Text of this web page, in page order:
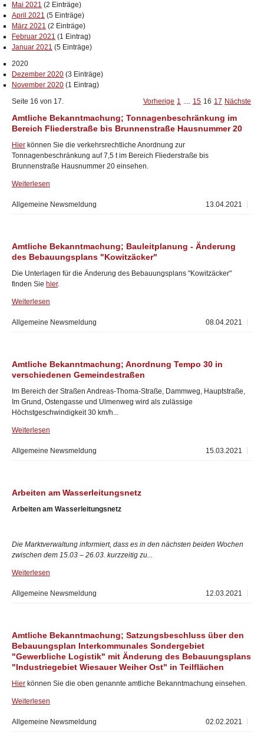
Mai 2021 (2 Einträge)
April 2021 (5 Einträge)
März 2021 (2 Einträge)
Februar 2021 (1 Eintrag)
Januar 2021 (5 Einträge)
2020
Dezember 2020 (3 Einträge)
November 2020 (1 Eintrag)
Seite 16 von 17.
Vorherige 1 .... 15 16 17 Nächste
Amtliche Bekanntmachung; Tonnagenbeschränkung im
Bereich Fliederstraße bis Brunnenstraße Hausnummer 20
Hier können Sie die verkehrsrechtliche Anordnung zur
Tonnagenbeschränkung auf 7,5 t im Bereich Fliederstraße bis
Brunnenstraße Hausnummer 20 einsehen.
Weiterlesen
13.04.2021
Allgemeine Newsmeldung
Amtliche Bekanntmachung; Bauleitplanung - Änderung
des Bebauungsplans "Kowitzäcker"
Die Unterlagen für die Änderung des Bebauungsplans "Kowitzäcker"
finden Sie hier.
Weiterlesen
08.04.2021
Allgemeine Newsmeldung
Amtliche Bekanntmachung; Anordnung Tempo 30 in
verschiedenen Gemeindestraßen
Im Bereich der Straßen Andreas-Thoma-Straße, Dammweg, Hauptstraße,
Im Grund, Ostengasse und Ulmenweg wird als zulässige
Höchstgeschwindigkeit 30 km/h...
Weiterlesen
15.03.2021
Allgemeine Newsmeldung
Arbeiten am Wasserleitungsnetz
Arbeiten am Wasserleitungsnetz
Die Marktverwaltung informiert, dass es in den nächsten beiden Wochen
zwischen dem 15.03 – 26.03. kurzzeitig zu...
Weiterlesen
12.03.2021
Allgemeine Newsmeldung
Amtliche Bekanntmachung; Satzungsbeschluss über den
Bebauungsplan Interkommunales Sondergebiet
"Gewerbliche Logistik" mit Änderung des Bebauungsplans
"Industriegebiet Wiesauer Weiher Ost" in Teilflächen
Hier können Sie die oben genannte amtliche Bekanntmachung einsehen.
Weiterlesen
02.02.2021
Allgemeine Newsmeldung